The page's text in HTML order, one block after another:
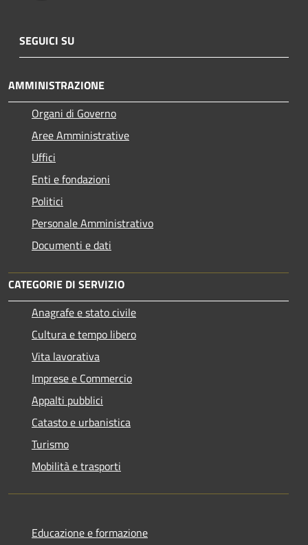
SEGUICI SU
AMMINISTRAZIONE
Organi di Governo
Aree Amministrative
Uffici
Enti e fondazioni
Politici
Personale Amministrativo
Documenti e dati
CATEGORIE DI SERVIZIO
Anagrafe e stato civile
Cultura e tempo libero
Vita lavorativa
Imprese e Commercio
Appalti pubblici
Catasto e urbanistica
Turismo
Mobilità e trasporti
Educazione e formazione